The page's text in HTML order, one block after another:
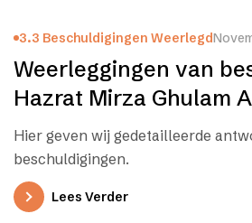
3.3 Beschuldigingen Weerlegd
Weerleggingen van
Hazrat Mirza Ghulam
Hier geven wij gedetailleerde
beschuldigingen.
Lees Verder